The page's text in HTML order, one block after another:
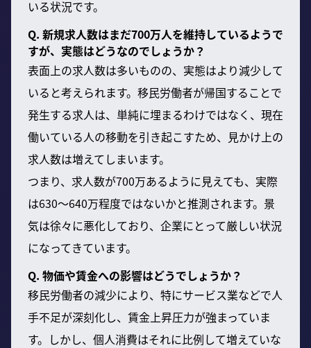
いる状況です。
Q. 新規求人数はまだ700万人を維持しているようで
すが、実態はどうなのでしょうか？
表面上の求人数は多いものの、実態はより減少して
いると考えられます。移民労働者が帰国することで
発生する求人は、単純に埋まるわけではなく、現在
働いている人の移動を引き起こすため、見かけ上の
求人数は増えてしまいます。
つまり、求人数が700万あるように見えても、実際
は630〜640万程度ではないかと推測されます。景
気は徐々に悪化しており、企業にとって厳しい状況
になってきています。
Q. 物価や賃金への影響はどうでしょうか？
移民労働者の減少により、特にサービス業などで人
手不足が深刻化し、賃金上昇圧力が強まっていま
す。しかし、個人消費はそれに比例して増えていな